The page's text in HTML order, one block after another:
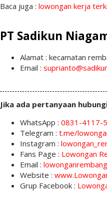
Baca juga : lowongan kerja
PT Sadikun
Alamat : kecamatan
Email :
Jika ada pertanyaan
WhatsApp : 0831-4117-
Telegram : t.me/
Instagram :
Fans Page : Lowongan
Email :
Website :
Grup Facebook :